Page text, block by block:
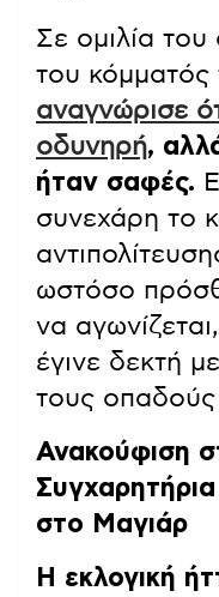
Σε ομιλία του
του κόμματός
αναγνώρισε
οδυνηρή,
ήταν σαφές.
συνεχάρη το
ωστόσο
να
έγινε δεκτή
τους οπαδούς
Ανακούφιση
στο Μαγιάρ
Η εκλογική